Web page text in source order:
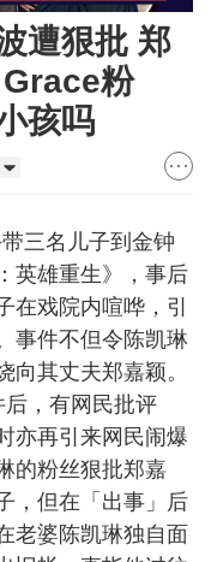
遭狠批 郑
粉
孩吗
三名儿子到金钟
英雄重生》，事后
在戏院内喧哗，引
事件不但令陈凯琳
向其丈夫郑嘉颖。
，有网民批评
亦再引来网民闹爆
的粉丝狠批郑嘉
，但在「出事」后
老婆陈凯琳独自面